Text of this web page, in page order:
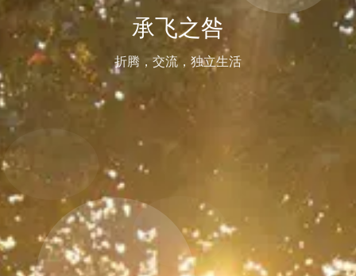
承飞之咎
折腾，交流，独立生活